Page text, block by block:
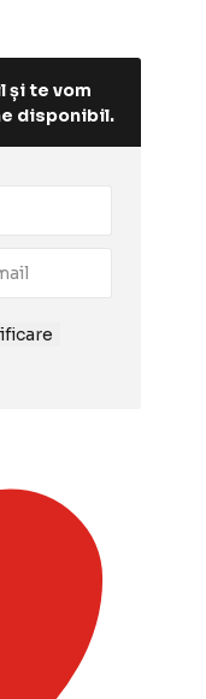
și te vom
disponibil.